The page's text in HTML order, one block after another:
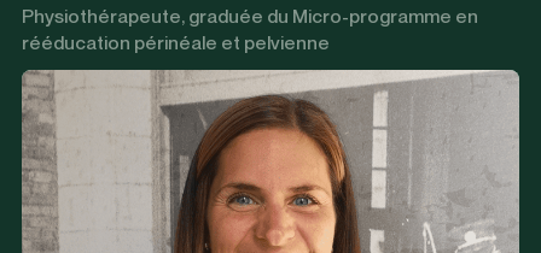
Physiothérapeute, graduée du Micro-programme en
rééducation périnéale et pelvienne